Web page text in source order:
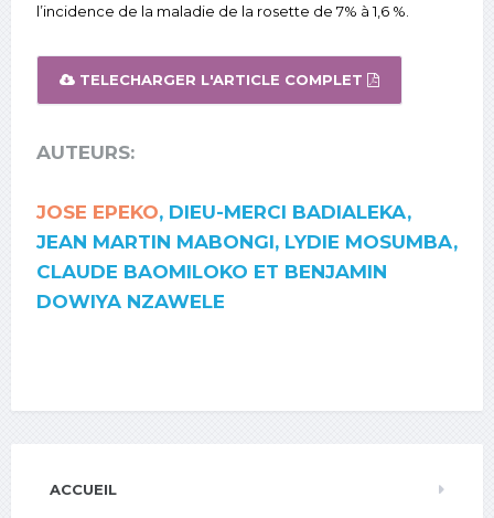
l’incidence de la maladie de la rosette de 7% à 1,6 %.
TELECHARGER L'ARTICLE COMPLET
AUTEURS:
JOSE EPEKO, DIEU-MERCI BADIALEKA,
JEAN MARTIN MABONGI, LYDIE MOSUMBA,
CLAUDE BAOMILOKO ET BENJAMIN
DOWIYA NZAWELE
ACCUEIL